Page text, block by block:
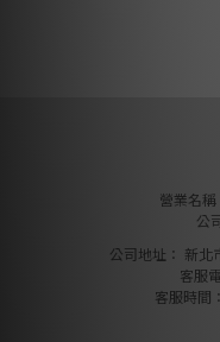
營業名
公
公司地址： 新北
客服
客服時間